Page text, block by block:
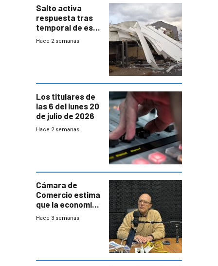
Salto activa
respuesta tras
temporal de este
sábado con
Hace 2 semanas
Los titulares de
las 6 del lunes 20
de julio de 2026
Hace 2 semanas
Cámara de
Comercio estima
que la economía
crecerá 1,6%
Hace 3 semanas